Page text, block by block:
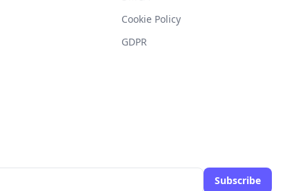
Cookie Policy
GDPR
Subscribe